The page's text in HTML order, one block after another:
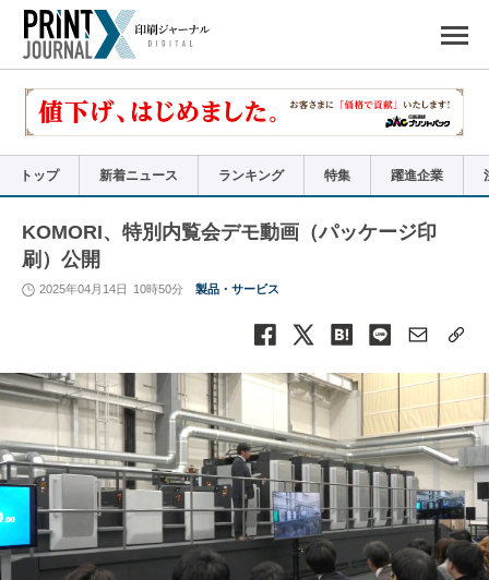
で
リ
トップ 新着ニュース ランキング 特集 躍進企業
KOMORI、特別内覧会デモ動画（パッケージ印
刷）公開
2025年04月14日 10時50分 製品・サービス